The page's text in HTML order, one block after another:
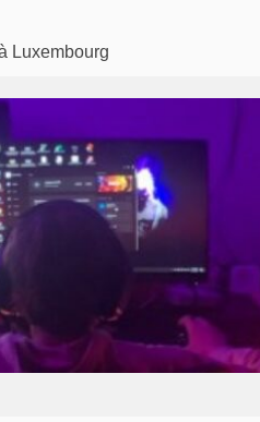
Luxembourg